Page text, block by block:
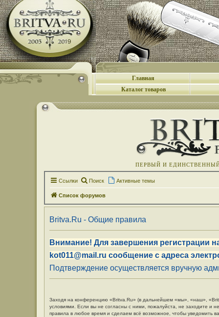
Главная
Каталог товаров
ПЕРВЫЙ И
Ссылки Поиск Активные темы
Список форумов
Britva.Ru - Общие правила
Внимание! Для завершения регистрации
kot011@mail.ru сообщение с адреса
Подтверждение осуществляется вручную
Заходя на конференцию «Britva.Ru» (в дальнейшем «мы», «наш»,
условиями. Если вы не согласны с ними, пожалуйста, не заходите и
правила в любое время и сделаем всё возможное, чтобы уведомить